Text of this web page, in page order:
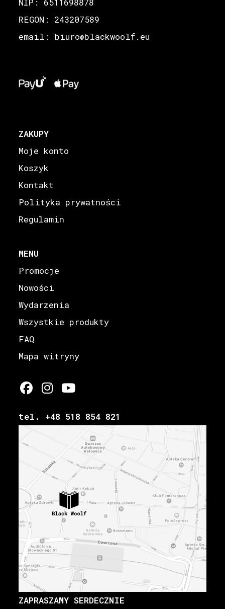
REGON: 243207589
email: biuro@blackwoolf.eu
ZAKUPY
Moje konto
Koszyk
Kontakt
Polityka prywatności
Regulamin
MENU
Promocje
Nowości
Wydarzenia
Wszystkie produkty
FAQ
Mapa witryny
tel. +48 518 854 821
ZAPRASZAMY SERDECZNIE